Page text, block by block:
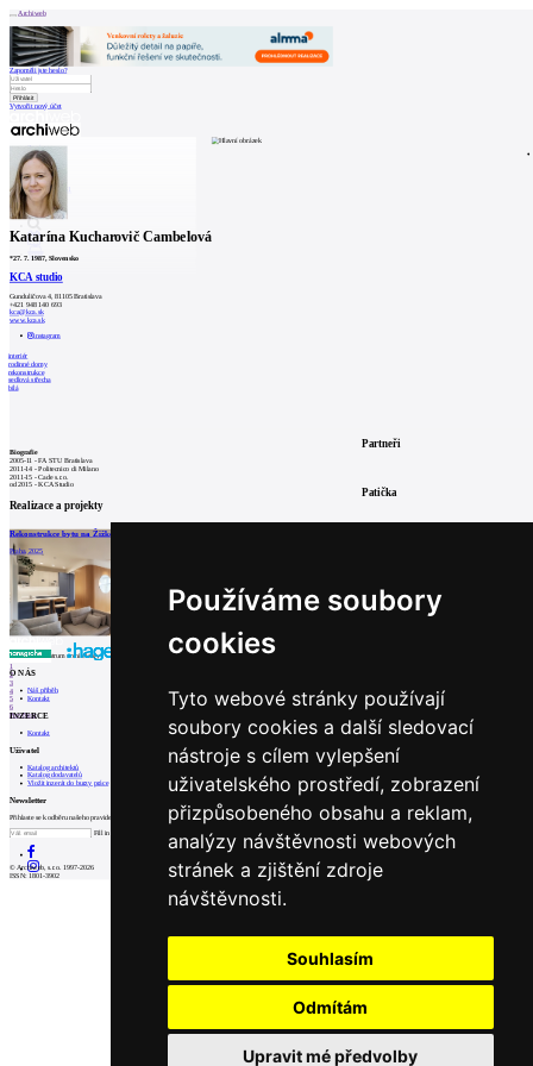
Používáme soubory
cookies
Tyto webové stránky používají
soubory cookies a další sledovací
nástroje s cílem vylepšení
uživatelského prostředí, zobrazení
přizpůsobeného obsahu a reklam,
analýzy návštěvnosti webových
stránek a zjištění zdroje
návštěvnosti.
Souhlasím
Odmítám
Upravit mé předvolby
Archiweb
Zapoměli jste heslo?
Vytvořit nový účet
Zprávy
Architekti
Stavby
Katalog
E-shop
Burza práce
en
Katarína Kucharovič Cambelová
*27. 7. 1987, Slovensko
KCA studio
Gunduličova 4, 81105 Bratislava
+421 948 140 693
kca@kca.sk
www.kca.sk
instagram
interiér
rodinné domy
rekonstrukce
sedlová střecha
bílá
Biografie
2005-11 - FA STU Bratislava
2011-14 - Politecnico di Milano
2011-15 - Cade s.r.o.
od 2015 - KCA Studio
Realizace a projekty
Rekonstrukce bytu na Žižkově
Praha, 2025
Partneři
1
2
3
4
5
6
PrevNext
Patička
internetové centrum architektury
O NÁS
Náš příběh
Kontakt
INZERCE
Kontakt
Uživatel
Katalog architektů
Katalog dodavatelů
Vložit inzerát do burzy práce
Newsletter
Přihlaste se k odběru našeho pravidelného týdenního newsletteru:
Fill in „nospam“
© Archiweb, s.r.o. 1997-2026
ISSN: 1801-3902